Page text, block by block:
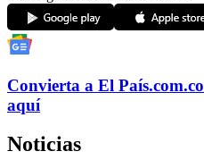
Convierta a El País.com.co
aquí
Noticias